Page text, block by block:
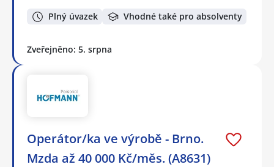
Plný úvazek Vhodné také pro absolventy
Zveřejněno: 5. srpna
Operátor/ka ve výrobě - Brno.
Mzda až 40 000 Kč/měs. (A8631)